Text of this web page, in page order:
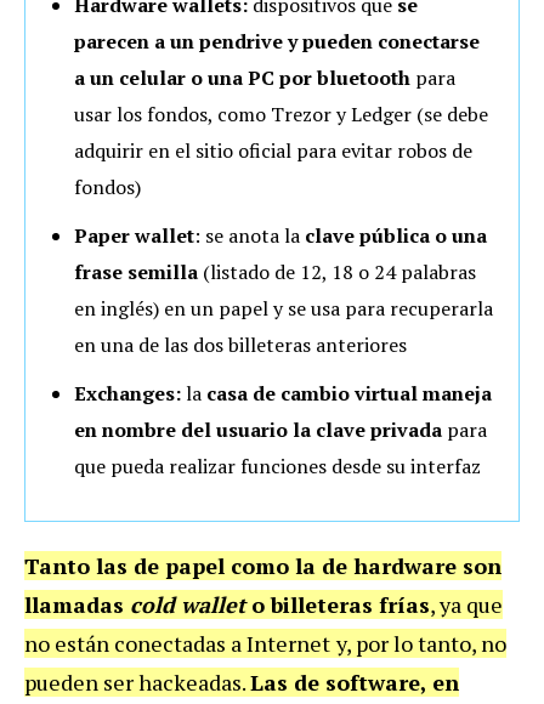
parecen a un pendrive y pueden conectarse
a un celular o una PC por bluetooth para
usar los fondos, como Trezor y Ledger (se debe
adquirir en el sitio oficial para evitar robos de
fondos)
Paper wallet: se anota la clave pública o una
frase semilla (listado de 12, 18 o 24 palabras
en inglés) en un papel y se usa para recuperarla
en una de las dos billeteras anteriores
Exchanges:la casa de cambio virtualmaneja
en nombre del usuario la clave privada para
que pueda realizar funciones desde su interfaz
Tanto las de papel como la de hardware son
llamadas cold walleto billeteras frías, ya que
no están conectadas a Internet y, por lo tanto, no
pueden ser hackeadas.Las de software, en